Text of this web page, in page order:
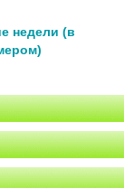
недели (в